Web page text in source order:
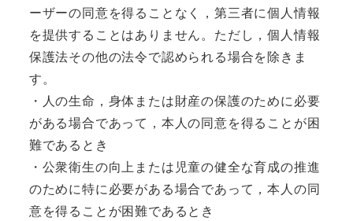
ーザーの同意を得ることなく，第三者に個人情報
を提供することはありません。ただし，個人情報
保護法その他の法令で認められる場合を除きま
す。
・人の生命，身体または財産の保護のために必要
がある場合であって，本人の同意を得ることが困
難であるとき
・公衆衛生の向上または児童の健全な育成の推進
のために特に必要がある場合であって，本人の同
意を得ることが困難であるとき